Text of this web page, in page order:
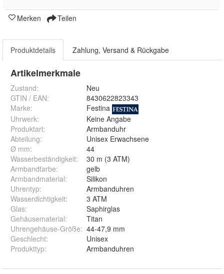
Merken Teilen
Produktdetails Zahlung, Versand & Rückgabe
Artikelmerkmale
Zustand:
Neu
GTIN / EAN:
8430622823343
Marke:
Festina
Uhrwerk:
Keine Angabe
Produktart:
Armbanduhr
Abteilung:
Unisex Erwachsene
Ø mm:
44
Wasserbeständigkeit:
30 m (3 ATM)
Armbandfarbe:
gelb
Armbandmaterial:
Silikon
Uhrentyp:
Armbanduhren
Wasserdichtigkeit:
3 ATM
Glas:
Saphirglas
Gehäusematerial:
Titan
Uhrengehäuse-Größe: 44-47,9 mm
Geschlecht:
Unisex
Produkttyp: Armbanduhren